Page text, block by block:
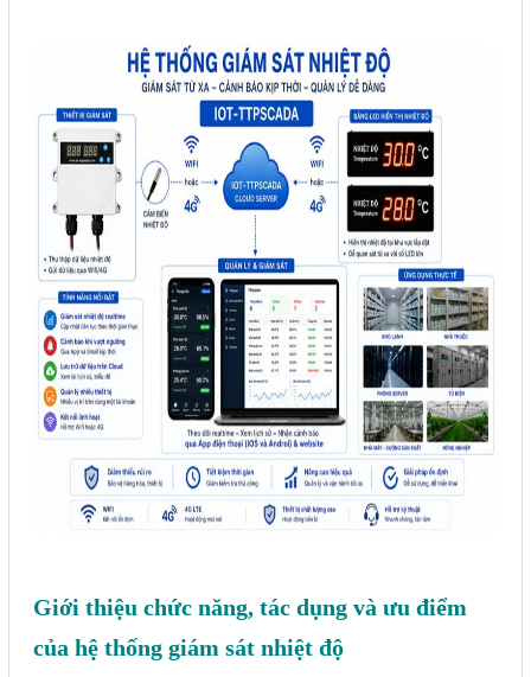
Giới thiệu chức năng, tác dụng và ưu điểm
của hệ thống giám sát nhiệt độ
Lập trình màn hình HMI
Lập trình hệ thống Scada
Lập trình hệ thống Servo
Crack password PLC
Crack password HMI
Lấy Chương Trình HMI
Thông tin hữu ích
Hình ảnh sửa chữa
Liên hệ
Đóng
TRÊN MẠNG XÃ HỘI